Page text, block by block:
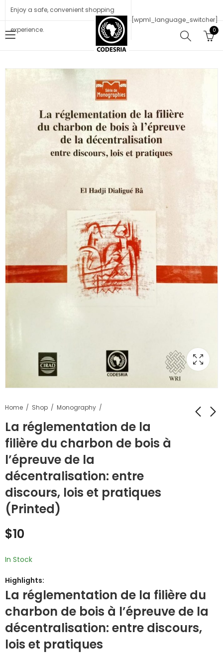
Enjoy a safe, convenient shopping
experience.
[wpml_language_switcher]
0
Home Shop Monography
La réglementation de la
filière du charbon de bois à
l’épreuve de la
décentralisation: entre
discours, lois et pratiques
(Printed)
La rationalité, une
Law and justice in a
(Printed)
$10
In Stock
Highlights:
La réglementation de la filière du
charbon de bois à l’épreuve de la
décentralisation: entre discours,
lois et pratiques